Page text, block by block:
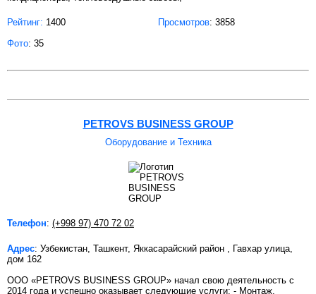
Рейтинг: 1400 Просмотров: 3858
Фото: 35
PETROVS BUSINESS GROUP
Оборудование и Техника
Телефон: (+998 97) 470 72 02
Адрес: Узбекистан, Ташкент, Яккасарайский район , Гавхар улица,
дом 162
ООО «PETROVS BUSINESS GROUP» начал свою деятельность с
2014 года и успешно оказывает следующие услуги: - Монтаж,